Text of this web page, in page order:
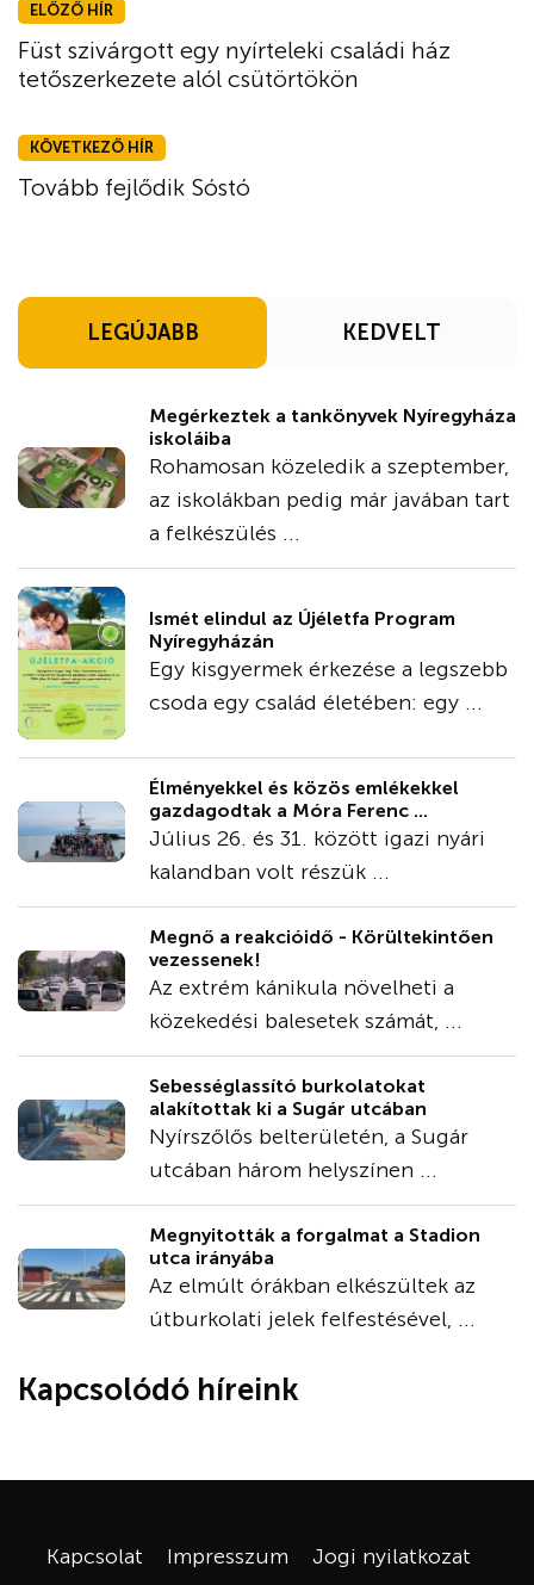
ELŐZŐ HÍR
Füst szivárgott egy nyírteleki családi ház
tetőszerkezete alól csütörtökön
KÖVETKEZŐ HÍR
Tovább fejlődik Sóstó
LEGÚJABB KEDVELT
Megérkeztek a tankönyvek Nyíregyháza
iskoláiba
Rohamosan közeledik a szeptember,
az iskolákban pedig már javában tart
a felkészülés ...
Ismét elindul az Újéletfa Program
Nyíregyházán
Egy kisgyermek érkezése a legszebb
csoda egy család életében: egy ...
Élményekkel és közös emlékekkel
gazdagodtak a Móra Ferenc ...
Július 26. és 31. között igazi nyári
kalandban volt részük ...
Megnő a reakcióidő - Körültekintően
vezessenek!
Az extrém kánikula növelheti a
közekedési balesetek számát, ...
Sebességlassító burkolatokat
alakítottak ki a Sugár utcában
Nyírszőlős belterületén, a Sugár
utcában három helyszínen ...
Megnyitották a forgalmat a Stadion
utca irányába
Az elmúlt órákban elkészültek az
útburkolati jelek felfestésével, ...
Kapcsolódó híreink
Kapcsolat Impresszum Jogi nyilatkozat